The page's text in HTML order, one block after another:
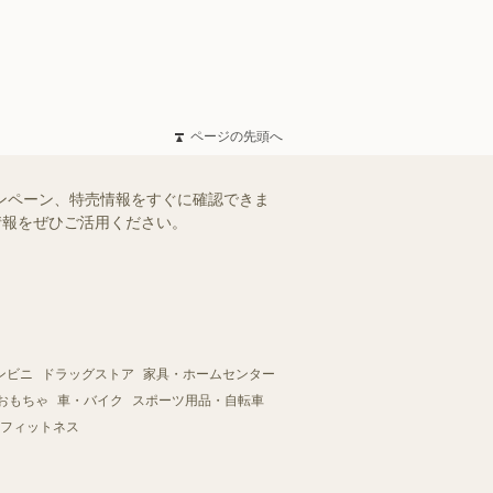
ページの先頭へ
ーン、特売情報をすぐに確認できま
をぜひご活用ください。
ビニ ドラッグストア
家具・ホームセンター
もちゃ
車・バイク
スポーツ用品・自転車
ィットネス